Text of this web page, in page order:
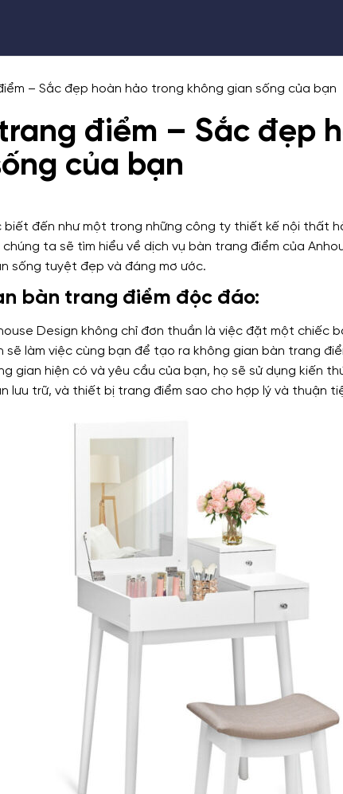
– Sắc đẹp hoàn hảo trong không gian sống của bạn
điểm – Sắc đẹp
của bạn
biết đến như một trong những công ty thiết kế nội thất
ta sẽ tìm hiểu về dịch vụ bàn trang điểm của
sống tuyệt đẹp và đáng mơ ước.
bàn trang điểm độc đáo:
Design không chỉ đơn thuần là việc đặt một chiếc
sẽ làm việc cùng bạn để tạo ra không gian bàn trang
gian hiện có và yêu cầu của bạn, họ sẽ sử dụng kiến
lưu trữ, và thiết bị trang điểm sao cho hợp lý và thuận